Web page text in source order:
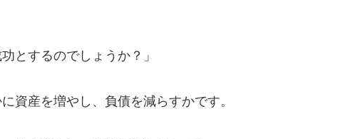
とするのでしょうか？」
資産を増やし、負債を減らすかです。